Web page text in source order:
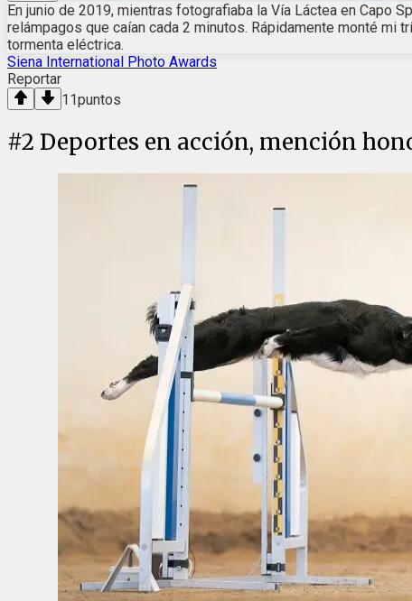
En junio de 2019, mientras fotografiaba la Vía Láctea en Capo
relámpagos que caían cada 2 minutos. Rápidamente monté mi
tormenta eléctrica.
Siena International Photo Awards
Reportar
11puntos
#2 Deportes en acción, mención